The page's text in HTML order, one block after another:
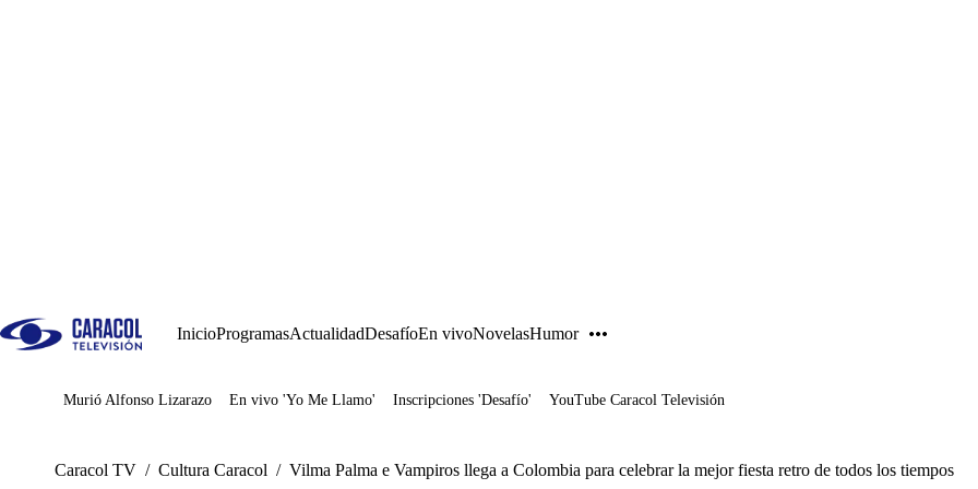
InicioProgramasActualidadDesafíoEn vivoNovelasHumor
Juegos
Murió Alfonso Lizarazo En vivo 'Yo Me Llamo' Inscripciones 'Desafío' YouTube Caracol Televisión
Caracol TV / Cultura Caracol / Vilma Palma e Vampiros llega a Colombia para celebrar la mejor fiesta retro de todos los tiempos